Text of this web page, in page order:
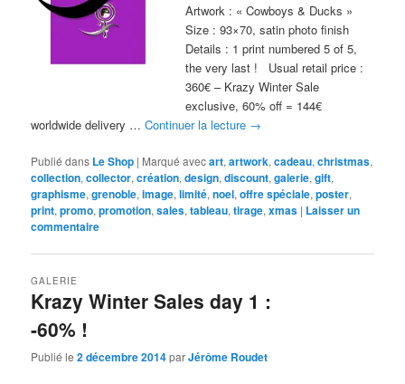
Artwork : « Cowboys & Ducks »
Size : 93×70, satin photo finish
Details : 1 print numbered 5 of 5,
the very last ! Usual retail price :
360€ – Krazy Winter Sale
exclusive, 60% off = 144€
worldwide delivery …Continuer la lecture →
Publié dans Le Shop | Marqué avecart,artwork,cadeau,christmas,
collection,collector,création,design,discount,galerie,gift,
graphisme,grenoble,image,limité,noel,offre spéciale,poster,
print,promo,promotion,sales,tableau,tirage,xmas | Laisser un
commentaire
Krazy Winter Sales day 1 :
-60% !
GALERIE
Publié le2 décembre 2014parJérôme Roudet